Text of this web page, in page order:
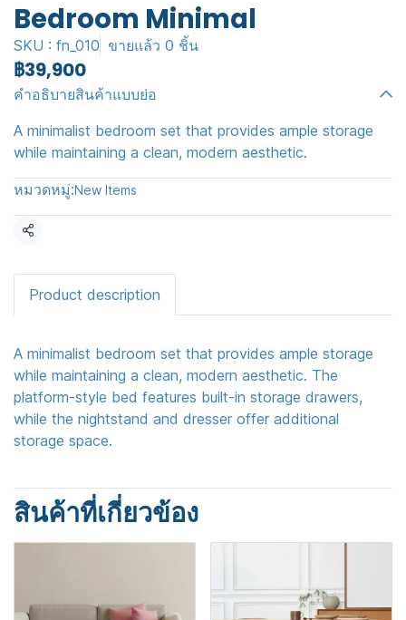
Bedroom Minimal
SKU : fn_010 ขายแล้ว 0 ชิ้น
฿39,900
คำอธิบายสินค้าแบบย่อ
A minimalist bedroom set that provides ample storage
while maintaining a clean, modern aesthetic.
หมวดหมู่:New Items
แชร์
Product description
A minimalist bedroom set that provides ample storage
while maintaining a clean, modern aesthetic. The
platform-style bed features built-in storage drawers,
while the nightstand and dresser offer additional
storage space.
สินค้าที่เกี่ยวข้อง